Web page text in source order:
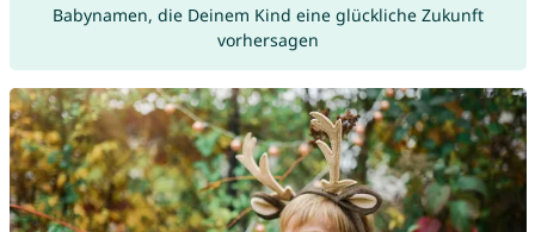
Babynamen, die Deinem Kind eine glückliche Zukunft
vorhersagen